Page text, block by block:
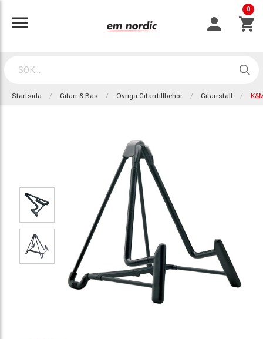
0
Startsida Gitarr & Bas Övriga Gitarrtillbehör Gitarrställ